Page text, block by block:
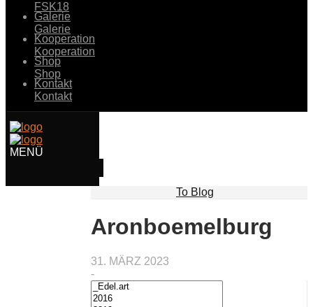
FSK18
Galerie
Galerie
Kooperation
Kooperation
Shop
Shop
Kontakt
Kontakt
To Blog
Aronboemelburg
31. MÄRZ 2023
-